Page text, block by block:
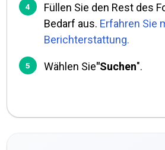
Füllen Sie den Rest des
Bedarf aus. Erfahren Sie
Berichterstattung.
Wählen Sie"Suchen".